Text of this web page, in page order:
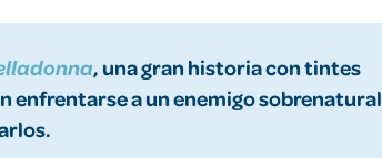
, una gran historia con tintes
enfrentarse a un enemigo sobrenatural